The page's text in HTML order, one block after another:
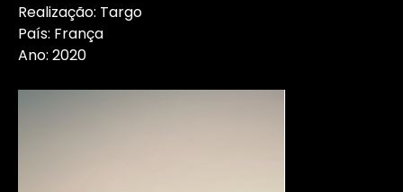
Realização: Targo
País: França
Ano: 2020